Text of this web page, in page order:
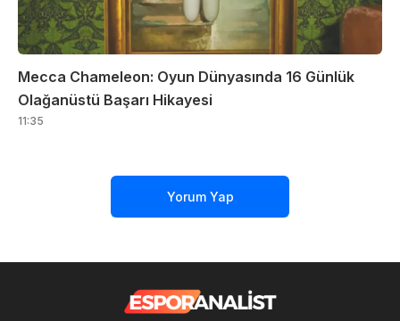
Mecca Chameleon: Oyun Dünyasında 16 Günlük
Olağanüstü Başarı Hikayesi
11:35
Yorum Yap